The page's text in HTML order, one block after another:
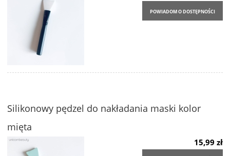
POWIADOM O DOSTĘPNOŚCI
Silikonowy pędzel do nakładania maski kolor
mięta
15,99 zł